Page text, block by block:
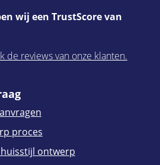
wij een TrustScore van
de reviews van onze klanten.
proces
ontwerp